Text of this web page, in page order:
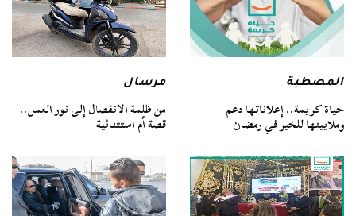
المصطبة
حياة كريمة.. إعلاناتها دعم
وملايينها للخير في رمضان
مرسال
من ظلمة الانفصال إلى نور العمل..
قصة أم استثنائية